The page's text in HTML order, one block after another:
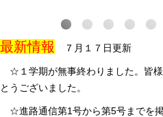
最新情報 ７ 月１７日更新
☆１学期が無事終わりました。皆
とうございました。
☆進路通信第1号から第5号までを掲